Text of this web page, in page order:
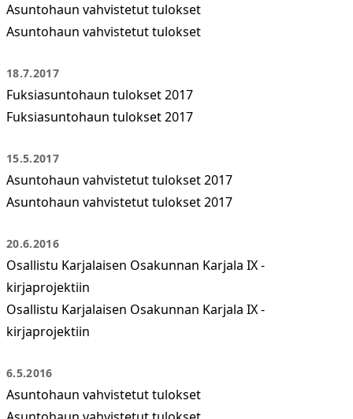
Asuntohaun vahvistetut tulokset
Asuntohaun vahvistetut tulokset
18.7.2017
Fuksiasuntohaun tulokset 2017
Fuksiasuntohaun tulokset 2017
15.5.2017
Asuntohaun vahvistetut tulokset 2017
Asuntohaun vahvistetut tulokset 2017
20.6.2016
Osallistu Karjalaisen Osakunnan Karjala IX -
kirjaprojektiin
Osallistu Karjalaisen Osakunnan Karjala IX -
kirjaprojektiin
6.5.2016
Asuntohaun vahvistetut tulokset